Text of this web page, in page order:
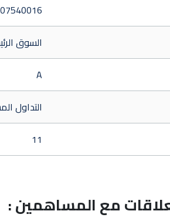
السوق
A
التداول
11